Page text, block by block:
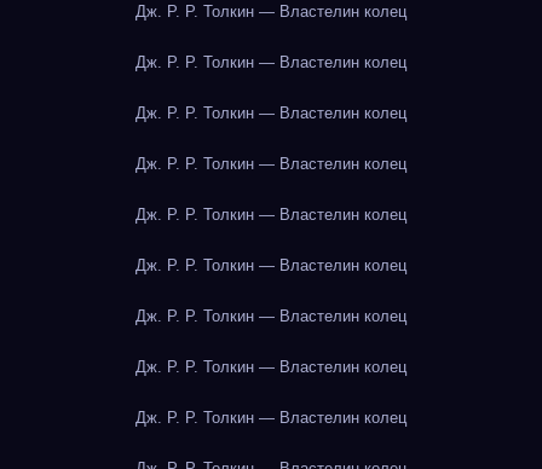
Дж. Р. Р. Толкин — Властелин колец
Дж. Р. Р. Толкин — Властелин колец
Дж. Р. Р. Толкин — Властелин колец
Дж. Р. Р. Толкин — Властелин колец
Дж. Р. Р. Толкин — Властелин колец
Дж. Р. Р. Толкин — Властелин колец
Дж. Р. Р. Толкин — Властелин колец
Дж. Р. Р. Толкин — Властелин колец
Дж. Р. Р. Толкин — Властелин колец